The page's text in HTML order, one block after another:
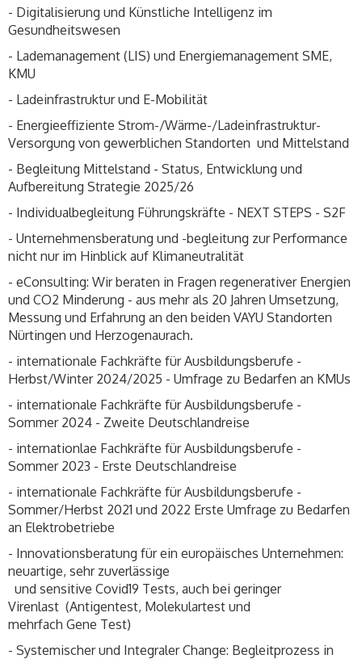
- Digitalisierung und Künstliche Intelligenz im
Gesundheitswesen
- Lademanagement (LIS) und Energiemanagement SME,
KMU
- Ladeinfrastruktur und E-Mobilität
- Energieeffiziente Strom-/Wärme-/Ladeinfrastruktur-
Versorgung von gewerblichen Standorten und Mittelstand
- Begleitung Mittelstand - Status, Entwicklung und
Aufbereitung Strategie 2025/26
- Individualbegleitung Führungskräfte - NEXT STEPS - S2F
- Unternehmensberatung und -begleitung zur Performance
nicht nur im Hinblick auf Klimaneutralität
- eConsulting: Wir beraten in Fragen regenerativer Energien
und CO2 Minderung - aus mehr als 20 Jahren Umsetzung,
Messung und Erfahrung an den beiden VAYU Standorten
Nürtingen und Herzogenaurach.
- internationale Fachkräfte für Ausbildungsberufe -
Herbst/Winter 2024/2025 - Umfrage zu Bedarfen an KMUs
- internationale Fachkräfte für Ausbildungsberufe -
Sommer 2024 - Zweite Deutschlandreise
- internationlae Fachkräfte für Ausbildungsberufe -
Sommer 2023 - Erste Deutschlandreise
- internationale Fachkräfte für Ausbildungsberufe -
Sommer/Herbst 2021 und 2022 Erste Umfrage zu Bedarfen
an Elektrobetriebe
- Innovationsberatung für ein europäisches Unternehmen:
neuartige, sehr zuverlässige
und sensitive Covid19 Tests, auch bei geringer
Virenlast (Antigentest, Molekulartest und
mehrfach Gene Test)
- Systemischer und Integraler Change: Begleitprozess in